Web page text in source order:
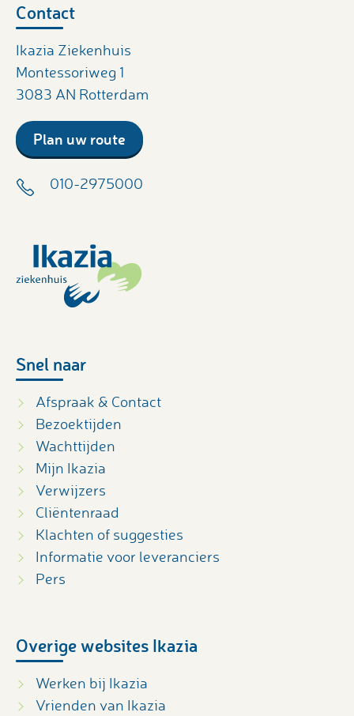
Contact
Ikazia Ziekenhuis
Montessoriweg 1
3083 AN Rotterdam
Plan uw route
010-2975000
Snel naar
Afspraak & Contact
Bezoektijden
Wachttijden
Mijn Ikazia
Verwijzers
Cliëntenraad
Klachten of suggesties
Informatie voor leveranciers
Pers
Overige websites Ikazia
Werken bij Ikazia
Vrienden van Ikazia